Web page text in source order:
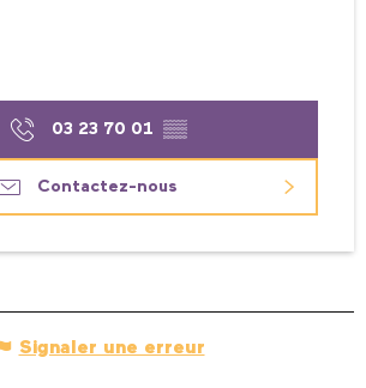
03 23 70 01 ▒▒
Contactez-nous
Signaler une erreur